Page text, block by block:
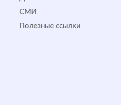
СМИ
Полезные ссылки